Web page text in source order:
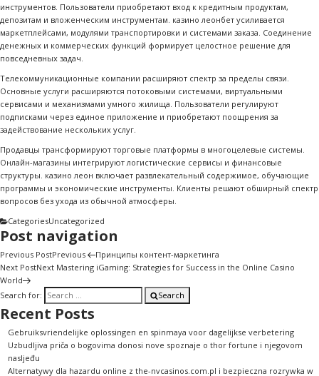
инструментов. Пользователи приобретают вход к кредитным продуктам,
депозитам и вложенческим инструментам. казино леонбет усиливается
маркетплейсами, модулями транспортировки и системами заказа. Соединение
денежных и коммерческих функций формирует целостное решение для
повседневных задач.
Телекоммуникационные компании расширяют спектр за пределы связи.
Основные услуги расширяются потоковыми системами, виртуальными
сервисами и механизмами умного жилища. Пользователи регулируют
подписками через единое приложение и приобретают поощрения за
задействование нескольких услуг.
Продавцы трансформируют торговые платформы в многоцелевые системы.
Онлайн-магазины интегрируют логистические сервисы и финансовые
структуры. казино леон включает развлекательный содержимое, обучающие
программы и экономические инструменты. Клиенты решают обширный спектр
вопросов без ухода из обычной атмосферы.
CategoriesUncategorized
Post navigation
Previous PostPrevious
Принципы контент-маркетинга
Next PostNext Mastering iGaming: Strategies for Success in the Online Casino
World
Search for:
Search
Recent Posts
Gebruiksvriendelijke oplossingen en spinmaya voor dagelijkse verbetering
Uzbudljiva priča o bogovima donosi nove spoznaje o thor fortune i njegovom
nasljeđu
Alternatywy dla hazardu online z the-nvcasinos.com.pl i bezpieczna rozrywka w